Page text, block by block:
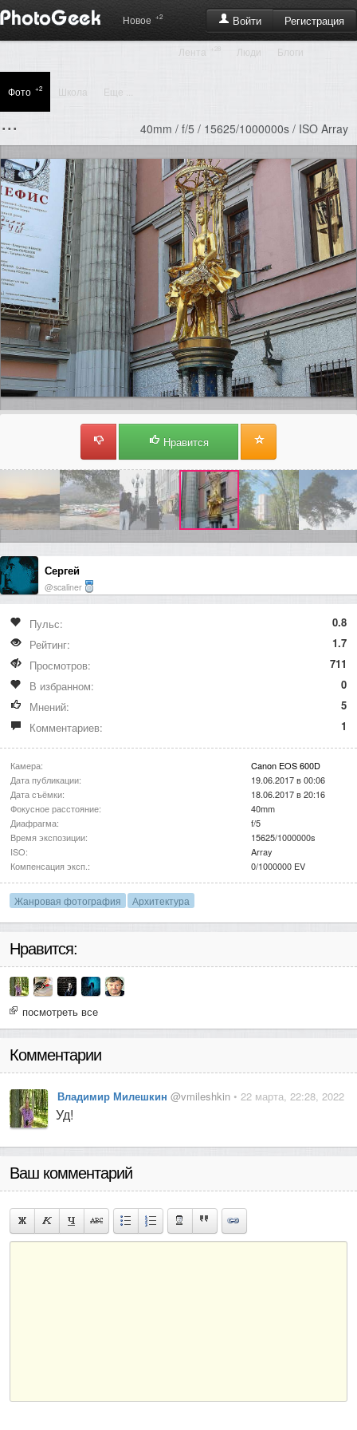
Войти Регистрация
Новое +2
Лента Люди Блоги
Фото +2 Школа Еще ...
... 40mm / f/5 / 15625/1000000s / ISO Array
Нравится
Сергей
@scaliner
Пульс:
0.8
Рейтинг:
1.7
Просмотров:
711
В избранном:
0
Мнений:
5
Комментариев:
1
Камера:
Canon EOS 600D
Дата публикации:
19.06.2017 в 00:06
Дата съёмки:
18.06.2017 в 20:16
Фокусное расстояние:
40mm
Диафрагма:
f/5
Время экспозиции:
15625/1000000s
ISO:
Array
Компенсация эксп.:
0/1000000 EV
Жанровая фотография Архитектура
Нравится:
посмотреть все
Комментарии
Владимир Милешкин @vmileshkin • 22 марта, 22:28, 2022
Уд!
Ваш комментарий